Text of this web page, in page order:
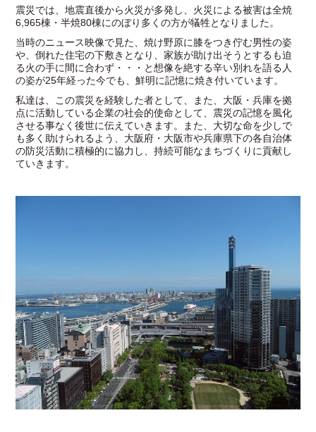
震災では、地震直後から火災が多発し、火災による被害は全焼
6,965棟・半焼80棟にのぼり多くの方が犠牲となりました。
当時のニュース映像で見た、焼け野原に膝をつき佇む男性の姿
や、倒れた住宅の下敷きとなり、家族が助け出そうとするも迫
る火の手に間に合わず・・・と想像を絶する辛い別れを語る人
の姿が25年経った今でも、鮮明に記憶に焼き付いています。
私達は、この震災を経験した者として、また、大阪・兵庫を拠
点に活動している企業の社会的使命として、震災の記憶を風化
させる事なく後世に伝えていきます。また、大切な命を少しで
も多く助けられるよう、大阪府・大阪市や兵庫県下の各自治体
の防災活動に積極的に協力し、持続可能なまちづくりに貢献し
ていきます。